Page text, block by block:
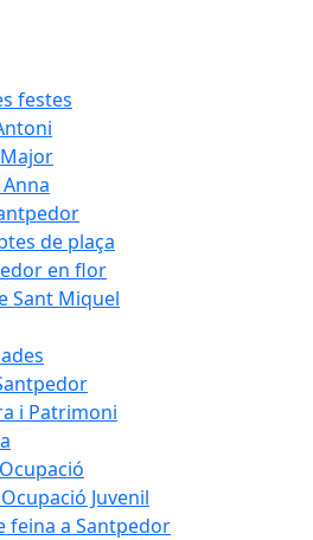
festes
de plaça
en flor
Sant Miquel
i Patrimoni
Juvenil
feina a Santpedor